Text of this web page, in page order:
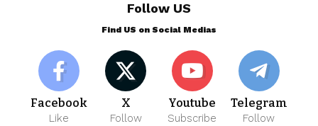
Follow US
Find US on Social Medias
Facebook
Like
X
Follow
Youtube
Subscribe
Telegram
Follow